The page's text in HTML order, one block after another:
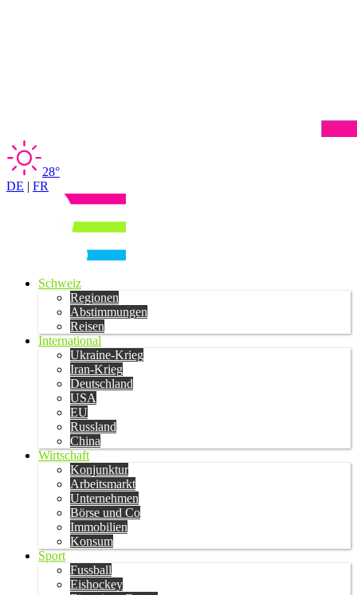
28°
DE | FR
Schweiz
Regionen
Abstimmungen
Reisen
International
Ukraine-Krieg
Iran-Krieg
Deutschland
USA
EU
Russland
China
Wirtschaft
Konjunktur
Arbeitsmarkt
Unternehmen
Börse und Co
Immobilien
Konsum
Sport
Fussball
Eishockey